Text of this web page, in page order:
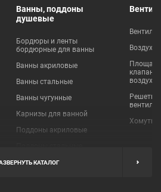
Ванны, поддоны
душевые
Бордюры и ленты
бордюрные для ванны
Ванны акриловые
Ванны стальные
Ванны чугунные
Карнизы для ванной
Поддоны акриловые
Пробки для ванн
клапаны
Решетки
Хомуты
КАТАЛОГ